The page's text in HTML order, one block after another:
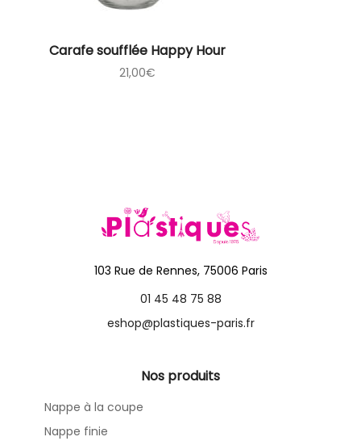
Carafe soufflée Happy Hour
21,00€
103 Rue de Rennes, 75006 Paris
01 45 48 75 88
eshop@plastiques-paris.fr
Nos produits
Nappe à la coupe
Nappe finie